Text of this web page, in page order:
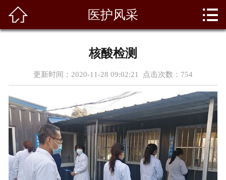
新闻资讯
专家团队
天使园地
医疗设备
 医护风采 
核酸检测
更新时间：2020-11-28 09:02:21 点击次数： 754